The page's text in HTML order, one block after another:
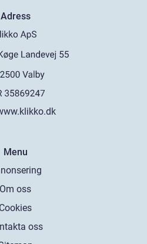
Adress
Menu
Om oss
Cookies
oss